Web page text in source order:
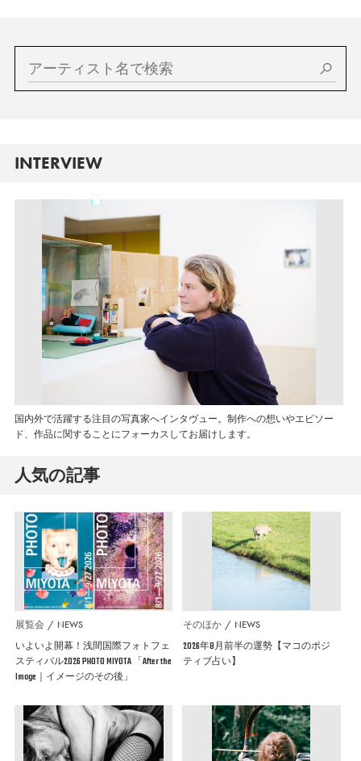
INTERVIEW
国内外で活躍する注目の写真家へインタヴュー。制作への想いやエピソー
ド、作品に関することにフォーカスしてお届けします。
人気の記事
展覧会 NEWS
いよいよ開幕！浅間国際フォトフェ
スティバル2026 PHOTO MIYOTA 「After the
Image｜イメージのその後」
そのほか NEWS
2026年8月前半の運勢【マコのポジ
ティブ占い】